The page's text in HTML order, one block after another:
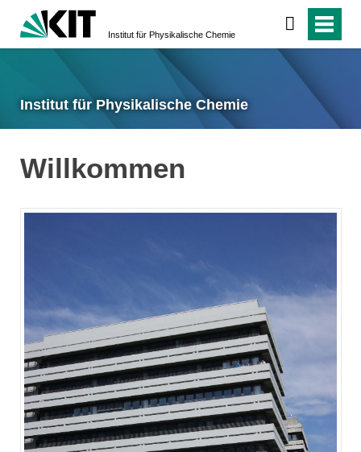
Institut für Physikalische Chemie
Institut für Physikalische Chemie
Willkommen